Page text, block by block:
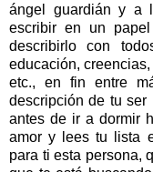
ángel guardián y a
escribir en un
describirlo con
educación,
etc., en fin entre
descripción de tu
antes de ir a dormir
amor y lees tu lista
para ti esta persona,